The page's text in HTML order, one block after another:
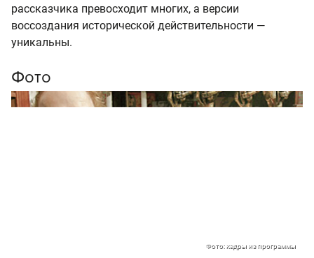
рассказчика превосходит многих, а версии
воссоздания исторической действительности —
уникальны.
Фото
Фото: кадры из программы